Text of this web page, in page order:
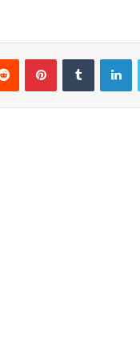
تويتر لينكدإن